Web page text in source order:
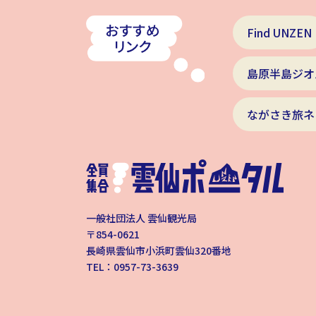
Find UNZEN
島原半島ジ
ながさき旅
一般社団法人 雲仙観光局
〒854-0621
長崎県雲仙市小浜町雲仙320番地
TEL：0957-73-3639